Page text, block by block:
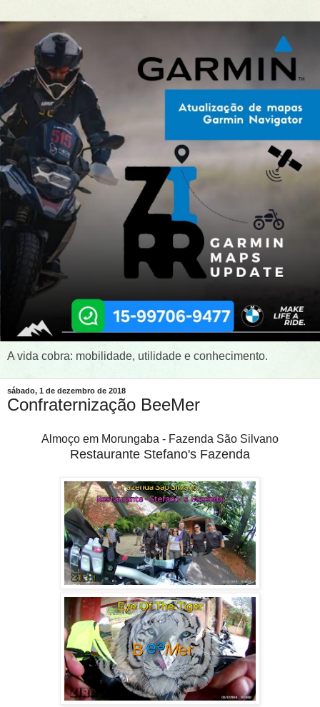
A vida cobra: mobilidade, utilidade e conhecimento.
sábado, 1 de dezembro de 2018
Confraternização BeeMer
Almoço em Morungaba - Fazenda São Silvano
Restaurante Stefano's Fazenda